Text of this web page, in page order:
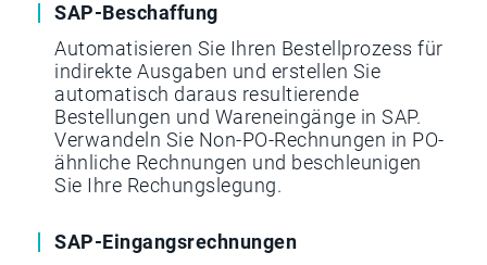
SAP-Beschaffung
Automatisieren Sie Ihren Bestellprozess für
indirekte Ausgaben und erstellen Sie
automatisch daraus resultierende
Bestellungen und Wareneingänge in SAP.
Verwandeln Sie Non-PO-Rechnungen in PO-
ähnliche Rechnungen und beschleunigen
Sie Ihre Rechungslegung.
SAP-Eingangsrechnungen